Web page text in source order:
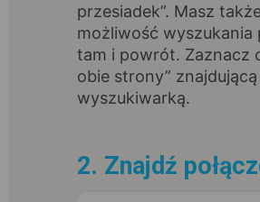
przesiadek”. Masz
możliwość wyszukania
tam i powrót. Zaznacz
obie strony”
wyszukiwarką.
2. Znajdź